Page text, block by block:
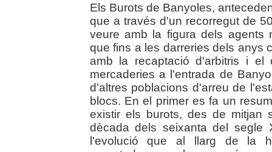
Els Burots de Banyoles,
que a través d'un recorregut de
veure amb la figura dels agents
que fins a les darreries dels anys
amb la recaptació d'arbitris i el
mercaderies a l'entrada de
d'altres poblacions d'arreu de
blocs. En el primer es fa un
existir els burots, des de mitjan
dècada dels seixanta del
l'evolució que al llarg de la